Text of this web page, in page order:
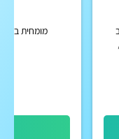
מומחית